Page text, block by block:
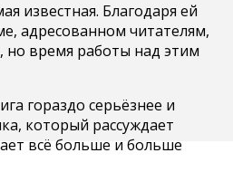
известная. Благодаря ей
адресованном читателям,
но время работы над этим
гораздо серьёзнее и
который рассуждает
всё больше и больше